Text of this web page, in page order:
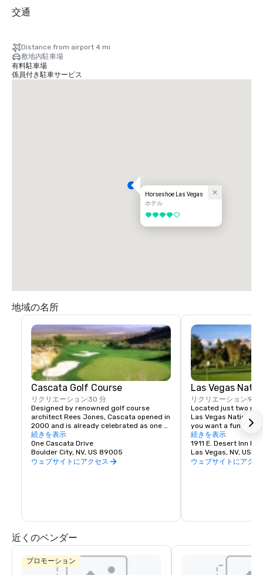
交通
Distance from airport 4 mi
敷地内駐車場
有料駐車場
係員付き駐車サービス
Horseshoe Las Vegas
ホテル
5 中の 4
地域の名所
Cascata Golf Course
リクリエーション 30 分
Designed by renowned golf course
architect Rees Jones, Cascata opened in
2000 and is already celebrated as one of
the finest designs in the world. Only 30
minutes from the Las Vegas Strip,
Cascata is the ultimate in privacy, luxury
and uncompromising service. From the
続きを表示
One Cascata Drive
Boulder City, NV, US 89005
ウェブサイトにアクセス
Las Vegas
リクリエーション 9 分
Located just two
Las Vegas National
you want a fun and
and you don’t have
traditional Bert
friendly to golfers of
also hosted the Las
続きを表示
1911 E. Desert Inn Rd
Las Vegas, NV, US
ウェブサイトにアクセ
近くのベンダー
プロモーション